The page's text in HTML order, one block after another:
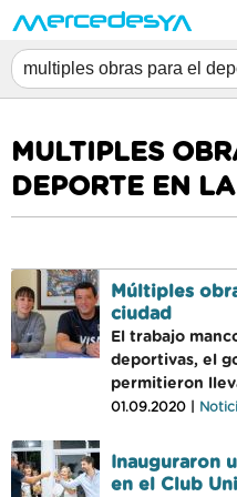
MULTIPLES
DEPORTE EN
Múltiples
ciudad
El trabajo
deportivas, el
permitieron
01.09.2020 |
Inauguraron
en el Club